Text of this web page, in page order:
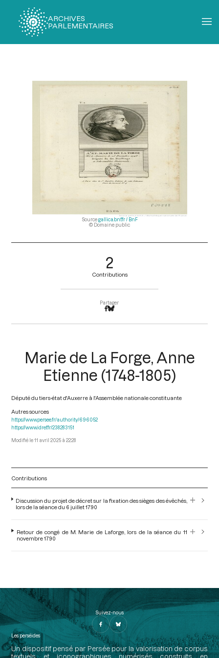
ARCHIVES
PARLEMENTAIRES
Source gallica.bnf.fr / BnF
© Domaine public
2
Contributions
Partager
Marie de La Forge, Anne
Etienne (1748-1805)
Député du tiers-état d'Auxerre à l'Assemblée nationale constituante
Autres sources
https://www.persee.fr/authority/696052
https://www.idref.fr/238283151
11 avril 2025 à 22:28
Contributions
Discussion du projet de décret sur la fixation des sièges des évêchés,
lors de la séance du 6 juillet 1790
Retour de congé de M. Marie de Laforge, lors de la séance du 11
novembre 1790
Suivez-nous
Les perséides
Un dispositif pensé par Persée pour la valorisation de corpus